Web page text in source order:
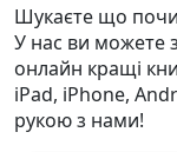
Шукаєте що
У нас ви можете
онлайн кращі
iPad, iPhone,
рукою з нами!